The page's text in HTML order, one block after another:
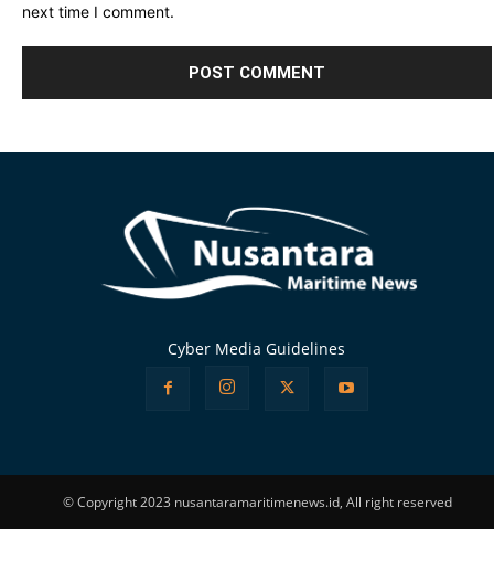
next time I comment.
Cyber Media Guidelines
© Copyright 2023 nusantaramaritimenews.id, All right reserved